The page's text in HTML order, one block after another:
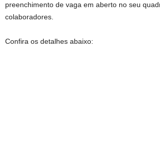
preenchimento de vaga em aberto no seu
colaboradores.
Confira os detalhes abaixo: